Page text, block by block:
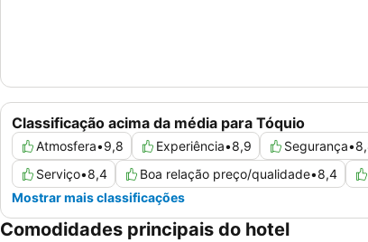
Classificação acima da média para Tóquio
Atmosfera•9,8 Experiência•8,9 Segurança•
Serviço•8,4 Boa relação preço/qualidade•8,4
Mostrar mais classificações
Comodidades principais do hotel